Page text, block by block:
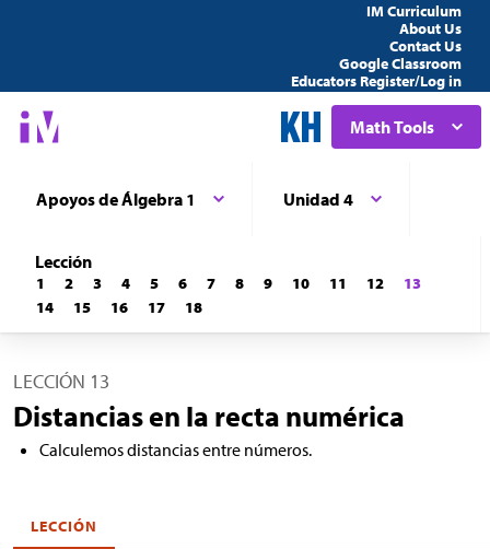
IM Curriculum
About Us
Contact Us
Google Classroom
Educators Register/Log in
Math Tools
Apoyos de Álgebra 1 Unidad 4
Lección
1 2 3 4 5 6 7 8 9 10 11 12
13
14
15 16 17 18
LECCIÓN 13
Distancias en la recta numérica
Calculemos distancias entre números.
LECCIÓN